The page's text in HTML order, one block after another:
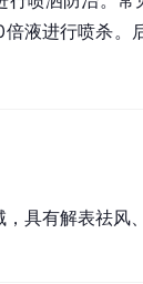
液进行喷杀。
具有解表祛风